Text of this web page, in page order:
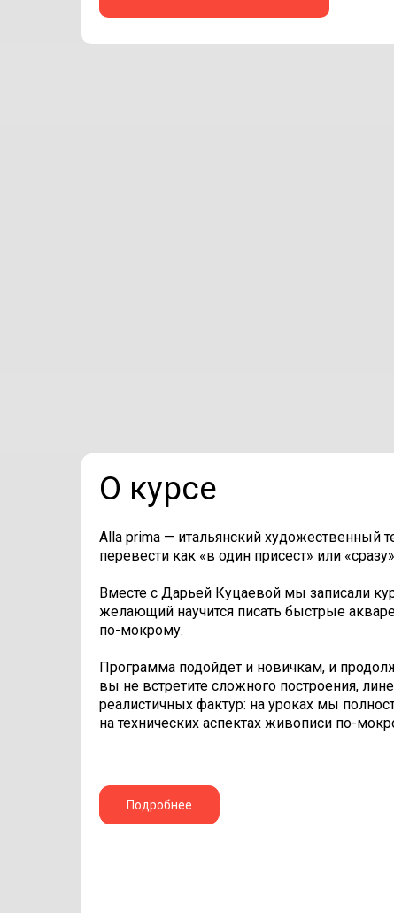
О курсе
Alla prima — итальянский художественный
перевести как «в один присест» или
Вместе с Дарьей Куцаевой мы записали
желающий научится писать быстрые
по-мокрому.
Программа подойдет и новичкам, и
вы не встретите сложного построения,
реалистичных фактур: на уроках мы
на технических аспектах живописи по-
Подробнее